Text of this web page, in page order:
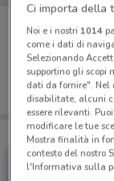
Puoi
dal
Ci importa della
Noi e i nostri 1014
come i dati di
Selezionando
supportino gli scopi
dati da fornire". Nel
disabilitate, alcuni
essere rilevanti.
modificare le tue
Mostra finalità in
contesto del nostro
l'Informativa sulla